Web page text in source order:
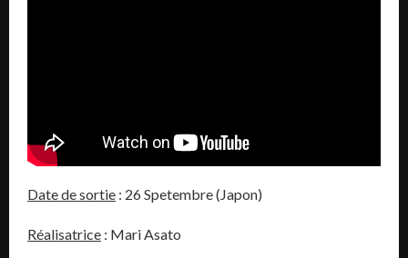
Datede sortie : 26 Spetembre (Japon)
Réalisatrice : Mari Asato